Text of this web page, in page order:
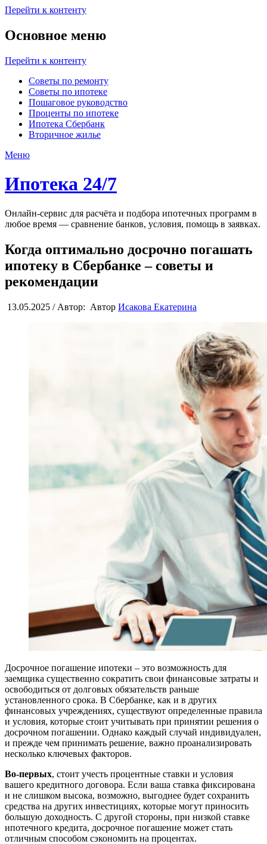
Перейти к контенту
Основное меню
Перейти к контенту
Советы по ремонту
Советы по ипотеке
Пошаговое руководство
Проценты по ипотеке
Ипотека Сбербанк
Вторичное жилье
Меню
Ипотека 24/7
Онлайн-сервис для расчёта и подбора ипотечных программ в
любое время — сравнение банков, условия, помощь в заявках.
Когда оптимально досрочно погашать
ипотеку в Сбербанке – советы и
рекомендации
13.05.2025 / Автор: Автор Исакова Екатерина
Досрочное погашение ипотеки – это возможность для
заемщика существенно сократить свои финансовые затраты и
освободиться от долговых обязательств раньше
установленного срока. В Сбербанке, как и в других
финансовых учреждениях, существуют определенные правила
и условия, которые стоит учитывать при принятии решения о
досрочном погашении. Однако каждый случай индивидуален,
и прежде чем принимать решение, важно проанализировать
несколько ключевых факторов.
Во-первых, стоит учесть процентные ставки и условия
вашего кредитного договора. Если ваша ставка фиксирована
и не слишком высока, возможно, выгоднее будет сохранить
средства на других инвестициях, которые могут приносить
большую доходность. С другой стороны, при низкой ставке
ипотечного кредита, досрочное погашение может стать
отличным способом сэкономить на процентах.